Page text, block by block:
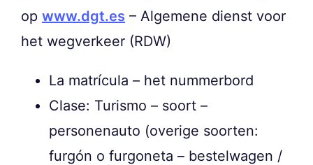
op www.dgt.es – Algemene dienst voor
het wegverkeer (RDW)
La matrícula – het nummerbord
Clase: Turismo – soort –
personenauto (overige soorten:
furgón o furgoneta – bestelwagen /